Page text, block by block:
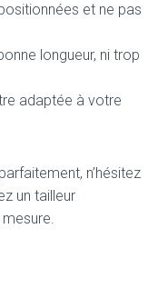
et ne pas
longueur, ni trop
adaptée à votre
n’hésitez
un tailleur